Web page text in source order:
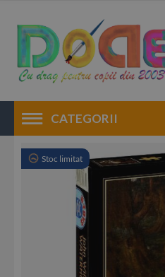
CATEGORII
Stoc limitat